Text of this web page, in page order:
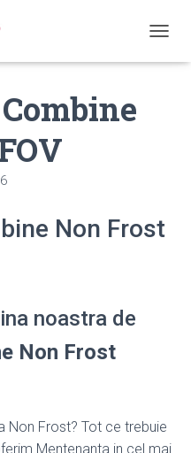
Non Frost
noastra de
Non Frost
Non Frost? Tot ce trebuie
Mentenanta in cel mai